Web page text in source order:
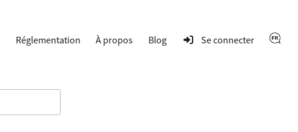
Réglementation À propos Blog Se connecter